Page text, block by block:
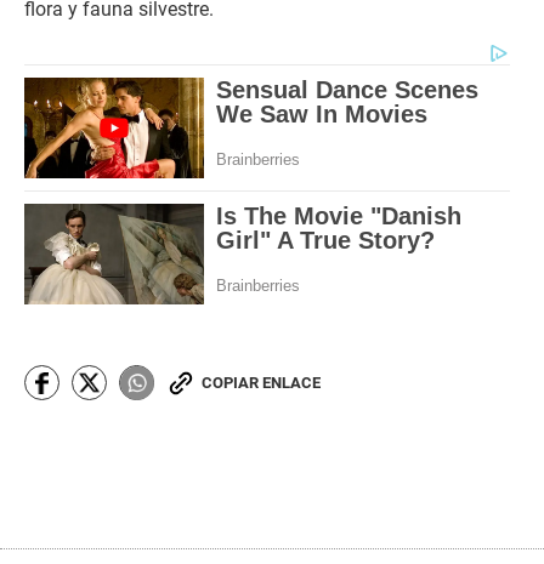
flora y fauna silvestre.
COPIAR ENLACE